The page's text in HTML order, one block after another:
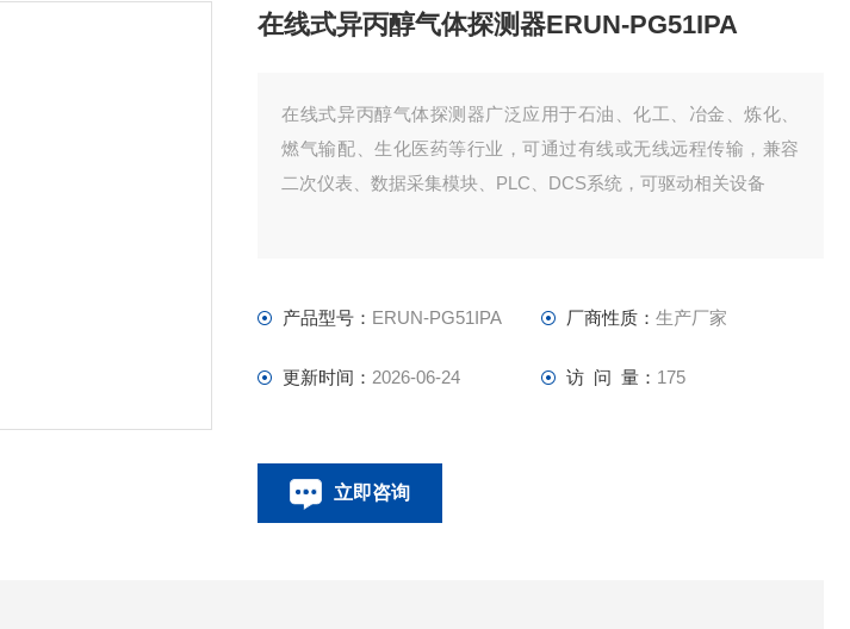
在线式异丙醇气体探测器ERUN-PG51IPA
在线式异丙醇气体探测器广泛应用于石油、化工、冶金、炼化、
燃气输配、生化医药等行业，可通过有线或无线远程传输，兼容
二次仪表、数据采集模块、PLC、DCS系统，可驱动相关设备
产品型号： ERUN-PG51IPA 厂商性质： 生产厂家
更新时间： 2026-06-24 访 问 量： 175
立即咨询